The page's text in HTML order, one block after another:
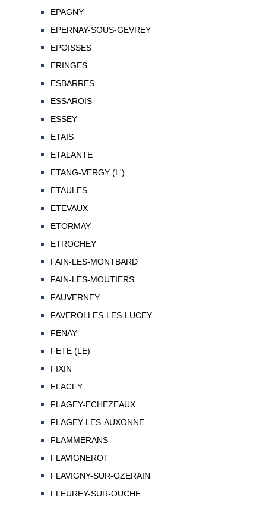
EPAGNY
EPERNAY-SOUS-GEVREY
EPOISSES
ERINGES
ESBARRES
ESSAROIS
ESSEY
ETAIS
ETALANTE
ETANG-VERGY (L')
ETAULES
ETEVAUX
ETORMAY
ETROCHEY
FAIN-LES-MONTBARD
FAIN-LES-MOUTIERS
FAUVERNEY
FAVEROLLES-LES-LUCEY
FENAY
FETE (LE)
FIXIN
FLACEY
FLAGEY-ECHEZEAUX
FLAGEY-LES-AUXONNE
FLAMMERANS
FLAVIGNEROT
FLAVIGNY-SUR-OZERAIN
FLEUREY-SUR-OUCHE